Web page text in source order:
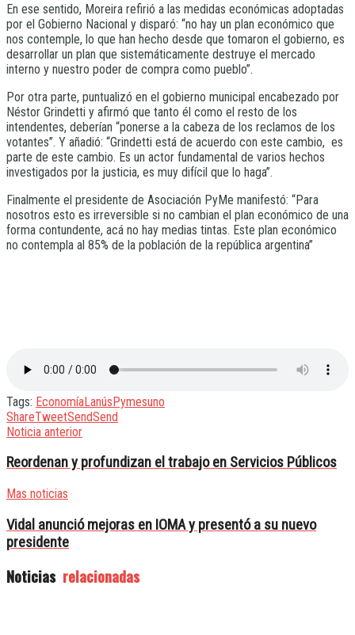
En ese sentido, Moreira refirió a las medidas económicas adoptadas
por el Gobierno Nacional y disparó: “no hay un plan económico que
nos contemple, lo que han hecho desde que tomaron el gobierno, es
desarrollar un plan que sistemáticamente destruye el mercado
interno y nuestro poder de compra como pueblo”.
Por otra parte, puntualizó en el gobierno municipal encabezado por
Néstor Grindetti y afirmó que tanto él como el resto de los
intendentes, deberían “ponerse a la cabeza de los reclamos de los
votantes”. Y añadió: “Grindetti está de acuerdo con este cambio, es
parte de este cambio. Es un actor fundamental de varios hechos
investigados por la justicia, es muy difícil que lo haga”.
Finalmente el presidente de Asociación PyMe manifestó: “Para
nosotros esto es irreversible si no cambian el plan económico de una
forma contundente, acá no hay medias tintas. Este plan económico
no contempla al 85% de la población de la república argentina”
Tags: EconomíaLanúsPymesuno
ShareTweetSendSend
Noticia anterior
Reordenan y profundizan el trabajo en Servicios Públicos
Mas noticias
Vidal anunció mejoras en IOMA y presentó a su nuevo
presidente
Noticias relacionadas